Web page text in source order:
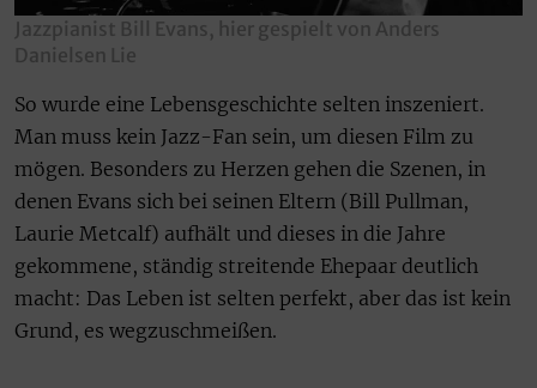
Jazzpianist Bill Evans, hier gespielt von Anders
Danielsen Lie
So wurde eine Lebensgeschichte selten inszeniert.
Man muss kein Jazz-Fan sein, um diesen Film zu
mögen. Besonders zu Herzen gehen die Szenen, in
denen Evans sich bei seinen Eltern (Bill Pullman,
Laurie Metcalf) aufhält und dieses in die Jahre
gekommene, ständig streitende Ehepaar deutlich
macht: Das Leben ist selten perfekt, aber das ist kein
Grund, es wegzuschmeißen.